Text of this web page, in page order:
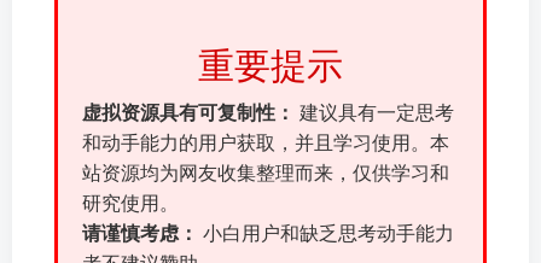
重要提示
虚拟资源具有可复制性： 建议具有一定思考
和动手能力的用户获取，并且学习使用。本
站资源均为网友收集整理而来，仅供学习和
研究使用。
请谨慎考虑： 小白用户和缺乏思考动手能力